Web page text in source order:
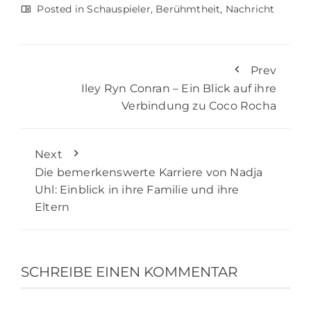
Posted inSchauspieler, Berühmtheit, Nachricht
Prev
Iley Ryn Conran – Ein Blick auf ihre
Verbindung zu Coco Rocha
Next
Die bemerkenswerte Karriere von Nadja
Uhl: Einblick in ihre Familie und ihre
Eltern
SCHREIBE EINEN KOMMENTAR